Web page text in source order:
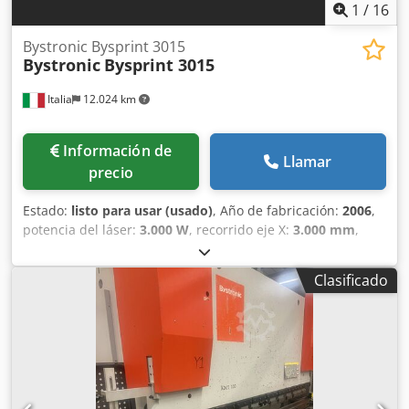
1 / 16
Italia 12.024 km
Bystronic Bysprint 3015
Bystronic Bysprint 3015
Información de
precio
Llamar
Estado: listo para usar (usado), Año de fabricación: 2006,
potencia del láser: 3.000 W, recorrido eje X: 3.000 mm,
1.500 mm, número de ejes:
máquina de corte por láser de CO₂ Bystronic Bysprint 3015
de 3 ejes se fabricó en 2006. Cuenta con un área de
trabajo de 3.000 × 1.500 mm e incluye un cambiador
automático de mesa y dos cabezales de corte. La máquina
tiene una capacidad máxima de corte de 12 mm para
acero inoxidable y de 20 mm para acero dulce. Si busca
obtener una capacidad de corte de alta calidad, considere
la máquina Bystronic Bysprint 3015 que tenemos a la
Clasificado